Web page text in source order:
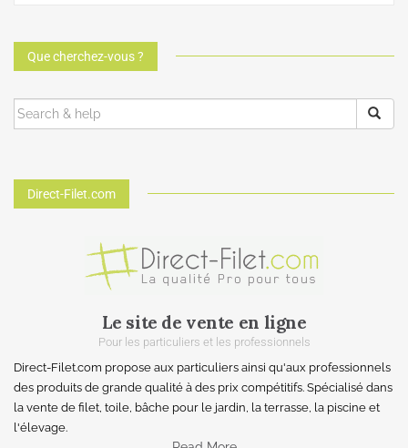
Que cherchez-vous ?
Direct-Filet.com
Le site de vente en ligne
Pour les particuliers et les professionnels
Direct-Filet.com propose aux particuliers ainsi qu'aux professionnels
des produits de grande qualité à des prix compétitifs. Spécialisé dans
la vente de filet, toile, bâche pour le jardin, la terrasse, la piscine et
l'élevage.